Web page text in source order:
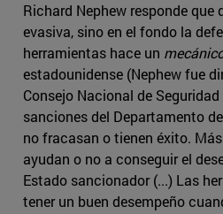
Richard Nephew responde que
evasiva, sino en el fondo la
herramientas hace un
estadounidense (Nephew fue
Consejo Nacional de
sanciones del Departamento
no fracasan o tienen éxito.
ayudan o no a conseguir el
Estado sancionador (...) Las
tener un buen desempeño